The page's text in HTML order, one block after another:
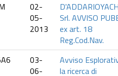
02-
05-
2013
Srl. AVVISO
ex art. 18
Reg.Cod.Nav.
03-
06-
Avviso
la ricerca di